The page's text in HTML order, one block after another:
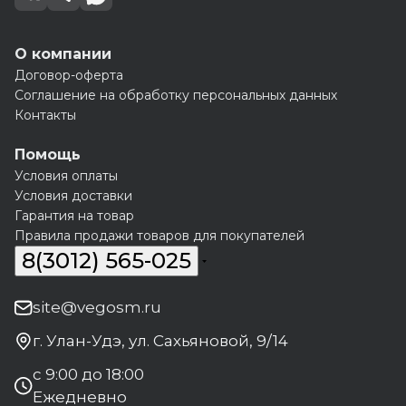
О компании
Договор-оферта
Соглашение на обработку персональных данных
Контакты
Помощь
Условия оплаты
Условия доставки
Гарантия на товар
Правила продажи товаров для покупателей
8(3012) 565-025
site@vegosm.ru
г. Улан-Удэ, ул. Сахьяновой, 9/14
с 9:00 до 18:00
Ежедневно